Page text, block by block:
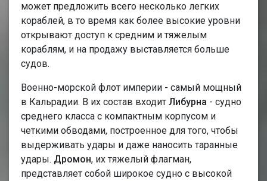
может предложить всего несколько легких
кораблей, в то время как более высокие уровни
открывают доступ к средним и тяжелым
кораблям, и на продажу выставляется больше
судов.
Военно-морской флот империи - самый мощный
в Кальрадии. В их состав входит Либурна - судно
среднего класса с компактным корпусом и
четкими обводами, построенное для того, чтобы
выдерживать удары и даже наносить таранные
удары. Дромон, их тяжелый флагман,
представляет собой широкое судно с высокой